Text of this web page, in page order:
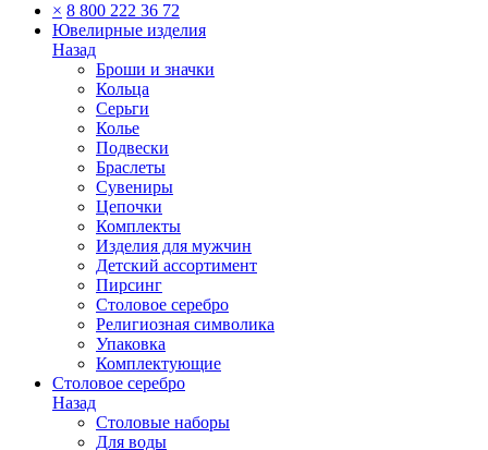
× 8 800 222 36 72
Ювелирные изделия
Назад
Броши и значки
Кольца
Серьги
Колье
Подвески
Браслеты
Сувениры
Цепочки
Комплекты
Изделия для мужчин
Детский ассортимент
Пирсинг
Столовое серебро
Религиозная символика
Упаковка
Комплектующие
Столовое серебро
Назад
Столовые наборы
Для воды